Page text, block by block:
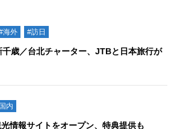
海外 #訪日
歳／台北チャーター、JTBと日本旅行が
内
情報サイトをオープン、特典提供も